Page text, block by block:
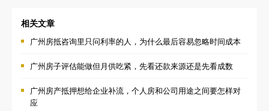
相关文章
广州房抵咨询里只问利率的人，为什么最后容易忽略时间成本
广州房子评估能做但月供吃紧，先看还款来源还是先看成数
广州房产抵押想给企业补流，个人房和公司用途之间要怎样对
应